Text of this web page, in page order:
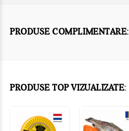
PRODUSE COMPLIMENTARE:
PRODUSE TOP VIZUALIZATE: